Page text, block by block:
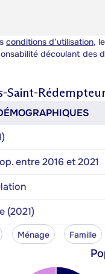
conditions d’utilisation,
découlant des
Saint-
entre 2016 et 2021
(2021)
Ménage Famille